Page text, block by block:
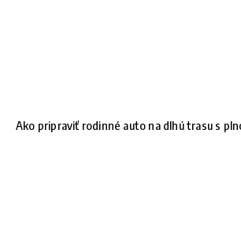
Ako pripraviť rodinné auto na dlhú trasu s